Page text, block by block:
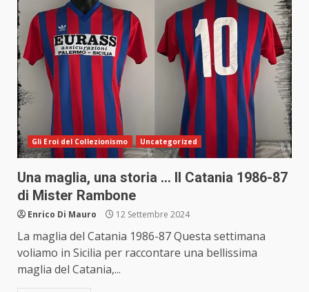
Gli Eroi del Collezionismo Uncategorized
Una maglia, una storia … Il Catania 1986-87
di Mister Rambone
Enrico Di Mauro 12 Settembre 2024
La maglia del Catania 1986-87 Questa settimana
voliamo in Sicilia per raccontare una bellissima
maglia del Catania,...